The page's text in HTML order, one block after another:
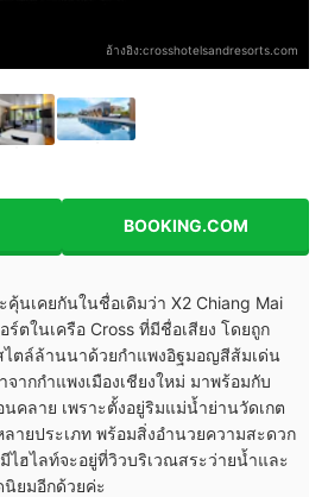
อ้างอิง:crosshotelsandresorts.com
BOOKING.COM
นเคยกันในชื่อเดิมว่า X2 Chiang Mai
ร์ตในเครือ Cross ที่มีชื่อเสียง โดยถูก
ตล์ล้านนาด้วยกำแพงอิฐมอญสีส้มเด่น
ากกำแพงเมืองเชียงใหม่ มาพร้อมกับ
คลาย เพราะตั้งอยู่ริมแม่น้ำย่านวัดเกต
ายประเภท พร้อมสิ่งอำนวยความสะดวก
ไฮไลท์จะอยู่ที่วิวบริเวณสระว่ายน้ำและ
นิยมอีกด้วยค่ะ